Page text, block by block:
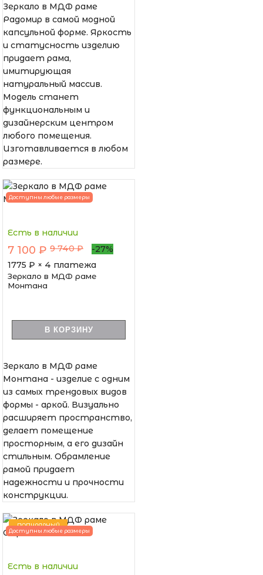
Зеркало в МДФ раме
Радомир в самой модной
капсульной форме. Яркость
и статусность изделию
придает рама,
имитирующая
натуральный массив.
Модель станет
функциональным и
дизайнерским центром
любого помещения.
Изготавливается в любом
размере.
Доступны любые размеры
Есть в наличии
7 100 ₽ 9 740 ₽
-27%
1775 ₽ × 4 платежа
Зеркало в МДФ раме
Монтана
В КОРЗИНУ
Зеркало в МДФ раме
Монтана - изделие с одним
из самых трендовых видов
формы - аркой. Визуально
расширяет пространство,
делает помещение
просторным, а его дизайн
стильным. Обрамление
рамой придает
надежности и прочности
конструкции.
ПОПУЛЯРНЫЙ
Доступны любые размеры
Есть в наличии